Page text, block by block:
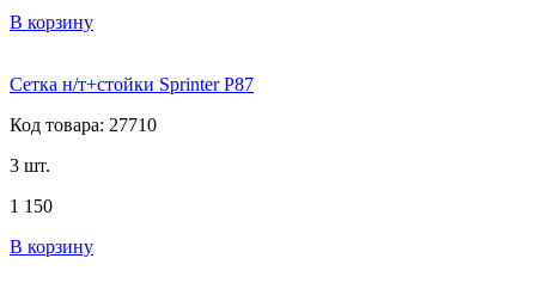
В корзину
Сетка н/т+стойки Sprinter P87
Код товара: 27710
3 шт.
1 150
В корзину